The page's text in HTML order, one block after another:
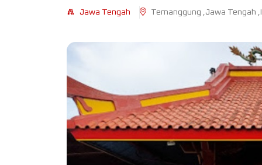
Jawa Tengah Temanggung ,Jawa Tengah